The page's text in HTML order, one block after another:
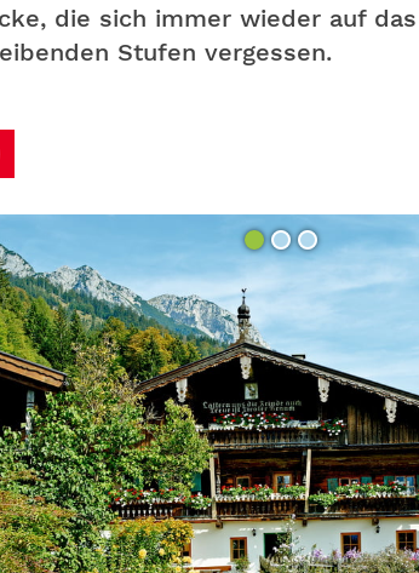
die sich immer wieder auf
Stufen vergessen.